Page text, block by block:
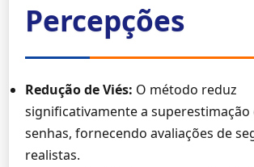
Percepções
Redução de Viés: O método reduz
significativamente a superestimação
senhas, fornecendo avaliações de
realistas.